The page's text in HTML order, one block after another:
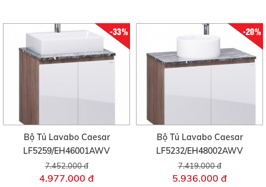
-33%
Bộ Tủ Lavabo Caesar
LF5259/EH46001AWV
7.452.000 đ
4.977.000 đ
-20%
Bộ Tủ Lavabo Caesar
LF5232/EH48002AWV
7.419.000 đ
5.936.000 đ